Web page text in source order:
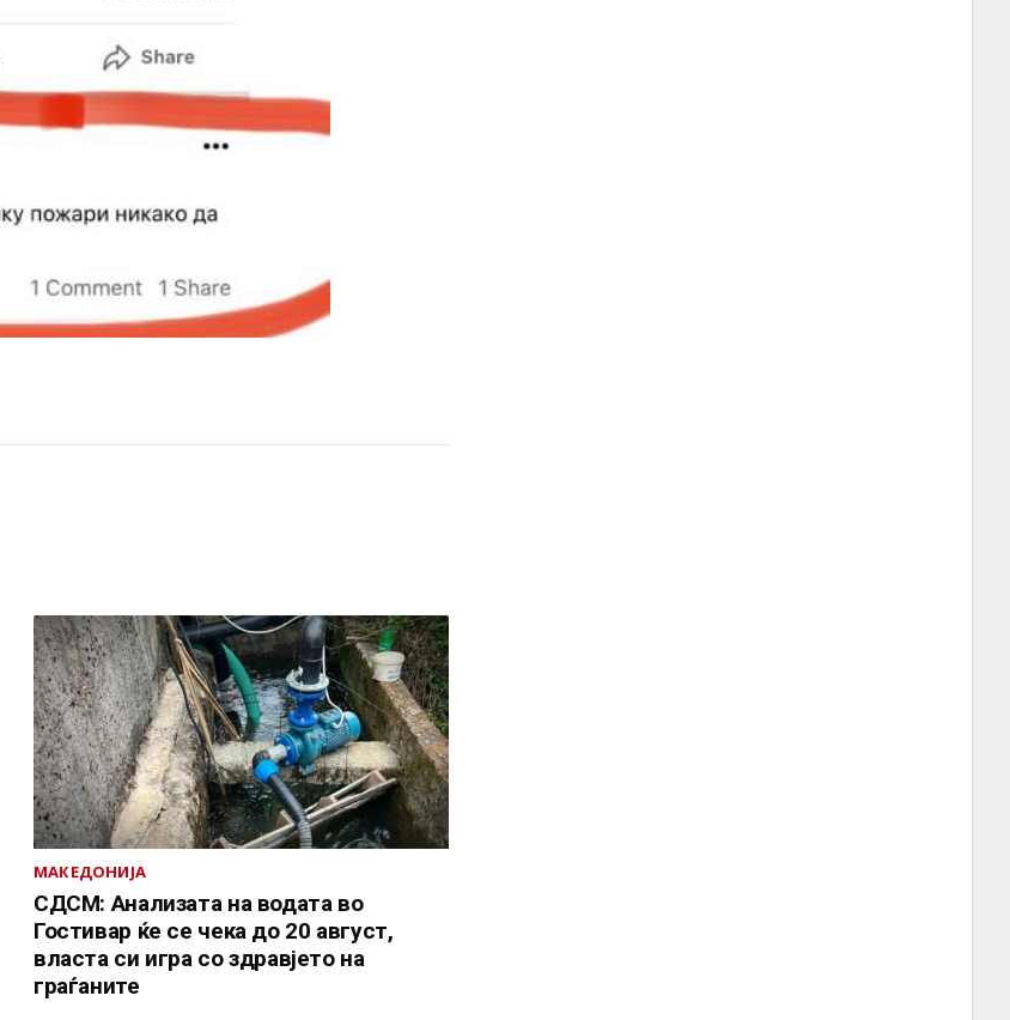
МАКЕДОНИЈА
СДСМ: Анализата на водата во
Гостивар ќе се чека до 20 август,
власта си игра со здравјето на
граѓаните